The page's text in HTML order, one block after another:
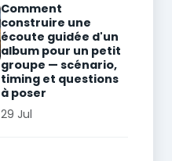
Comment
construire une
écoute guidée d'un
album pour un petit
groupe — scénario,
timing et questions
à poser
29 Jul